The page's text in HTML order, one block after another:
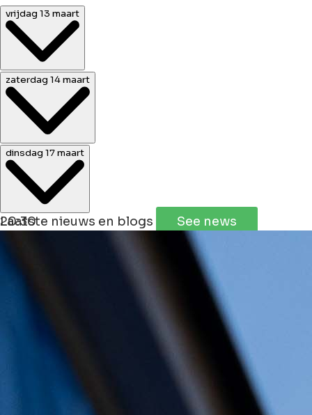
vrijdag 13 maart
21:30
zaterdag 14 maart
15:30
dinsdag 17 maart
20:30
+
Leaflet | ©JawgMaps©OpenStreetMap
Laatste nieuws en blogs See news